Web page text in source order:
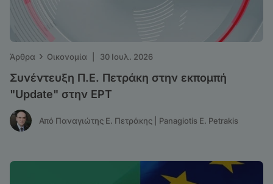
Άρθρα › Οικονομία 30 Ιουλ. 2026
Συνέντευξη Π.Ε. Πετράκη στην εκπομπή
"Update" στην ΕΡΤ
Από Παναγιώτης Ε. Πετράκης | Panagiotis E. Petrakis